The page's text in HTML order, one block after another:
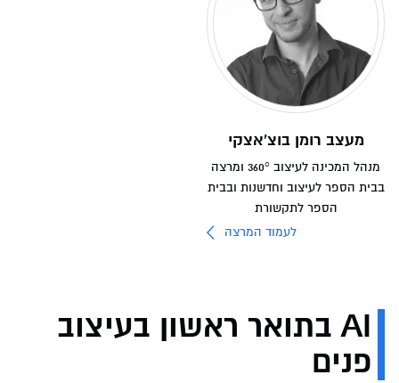
מעצב רומן בוצ'אצקי
מנהל המכינה לעיצוב 360° ומרצה
בבית הספר לעיצוב וחדשנות ובבית
הספר לתקשורת
לעמוד המרצה
AI בתואר ראשון בעיצוב
פנים